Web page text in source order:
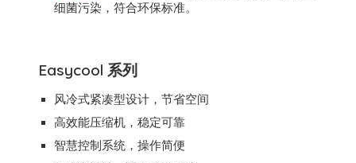
细菌污染，符合环保标准。
Easycool 系列
风冷式紧凑型设计，节省空间
高效能压缩机，稳定可靠
智慧控制系统，操作简便